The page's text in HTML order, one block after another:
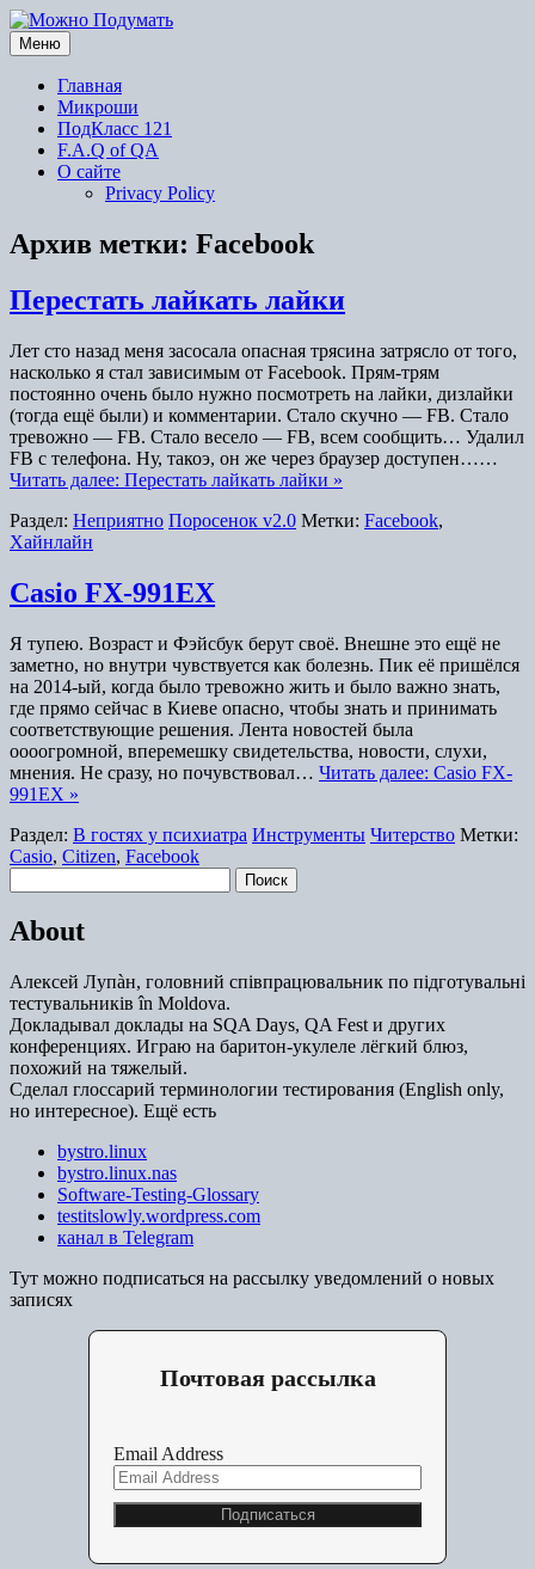
Перейти
к
содержимому
Меню
Главная
Микроши
ПодКласс 121
F.A.Q of QA
О сайте
Privacy Policy
Архив метки: Facebook
Перестать лайкать лайки
Лет сто назад меня засосала опасная трясина затрясло от того,
насколько я стал зависимым от Facebook. Прям-трям
постоянно очень было нужно посмотреть на лайки, дизлайки
(тогда ещё были) и комментарии. Стало скучно — FB. Стало
тревожно — FB. Стало весело — FB, всем сообщить… Удалил
FB с телефона. Ну, такоэ, он же через браузер доступен……
Читать далее: Перестать лайкать лайки »
Раздел: Неприятно Поросенок v2.0 Метки: Facebook,
Хайнлайн
Casio FX-991EX
Я тупею. Возраст и Фэйсбук берут своё. Внешне это ещё не
заметно, но внутри чувствуется как болезнь. Пик её пришёлся
на 2014-ый, когда было тревожно жить и было важно знать,
где прямо сейчас в Киеве опасно, чтобы знать и принимать
соответствующие решения. Лента новостей была
оооогромной, вперемешку свидетельства, новости, слухи,
мнения. Не сразу, но почувствовал… Читать далее: Casio FX-
991EX »
Раздел: В гостях у психиатра Инструменты Читерство Метки:
Casio, Citizen, Facebook
About
Алексей Лупàн, головний спiвпрацювальник по підготувальні
тестувальників în Moldova.
Докладывал доклады на SQA Days, QA Fest и других
конференциях. Играю на баритон-укулеле лёгкий блюз,
похожий на тяжелый.
Сделал глоссарий терминологии тестирования (English only,
но интересное). Ещё есть
bystro.linux
bystro.linux.nas
Software-Testing-Glossary
testitslowly.wordpress.com
канал в Telegram
Тут можно подписаться на рассылку уведомлений о новых
записях
Почтовая рассылка
Email Address